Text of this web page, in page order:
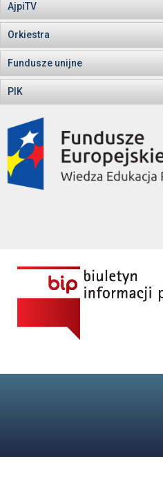
AjpiTV
Orkiestra
Fundusze unijne
PIK